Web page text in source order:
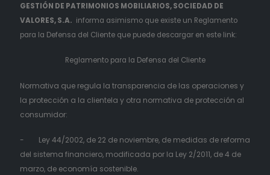
GESTIÓN DE PATRIMONIOS MOBILIARIOS, SOCIEDAD DE
VALORES, S.A. informa asimismo que existe un Reglamento
para la Defensa del Cliente que puede descargar en este link:
Reglamento para la Defensa del Cliente
Normativa que regula la transparencia de las operaciones y
la protección a la clientela y otra normativa de protección al
consumidor:
- Ley 44/2002, de 22 de noviembre, de medidas de reforma
del sistema financiero, modificada por la Ley 2/2011, de 4 de
marzo, de economía sostenible.